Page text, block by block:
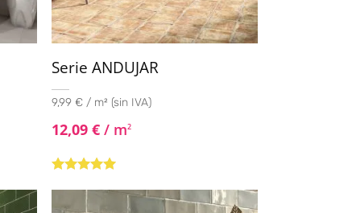
Serie ANDUJAR
9,99 € / m² (sin IVA)
12,09 €/ m2